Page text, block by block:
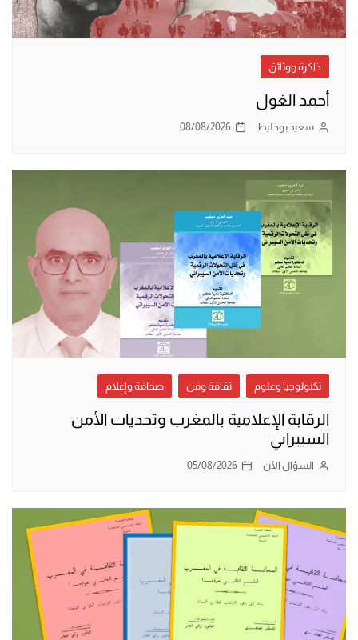
ذاكرة ووثائق
أحمد الغول
سعيد بوخليط 08/08/2026
تكنولوجيا وعلوم ثقافة وفن صحافة وإعلام
الرقابة الإعلامية بالمغرب وتحديات الأمن
السيبراني
السؤال الآن 05/08/2026